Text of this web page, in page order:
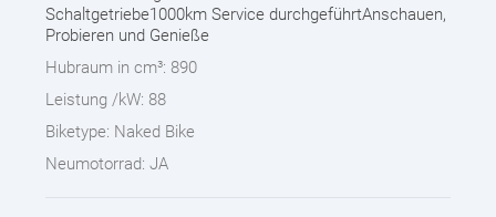
Schaltgetriebe1000km Service durchgeführtAnschauen,
Probieren und Genieße
Hubraum in cm³: 890
Leistung /kW: 88
Biketype: Naked Bike
Neumotorrad: JA